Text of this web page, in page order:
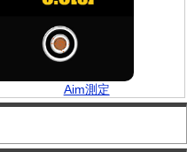
Aim測定